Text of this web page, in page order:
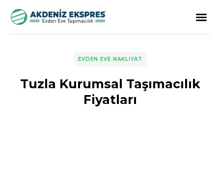
EVDEN EVE NAKLIYAT
Tuzla Kurumsal Taşımacılık
Fiyatları